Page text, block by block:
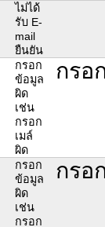
ไม่ได้
รับ E-
mail
ยืนยัน
กรอก
ข้อมูล
ผิด
เช่น
กรอก
เมล์
ผิด
กรอ
กรอก
ข้อมูล
ผิด
เช่น
กรอก
กรอ